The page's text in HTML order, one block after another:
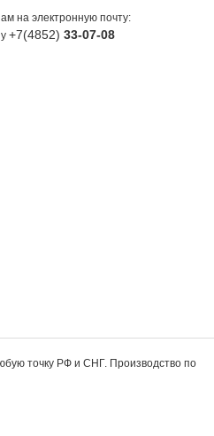
на электронную почту:
+7(4852)33-07-08
точку РФ и СНГ. Производство по